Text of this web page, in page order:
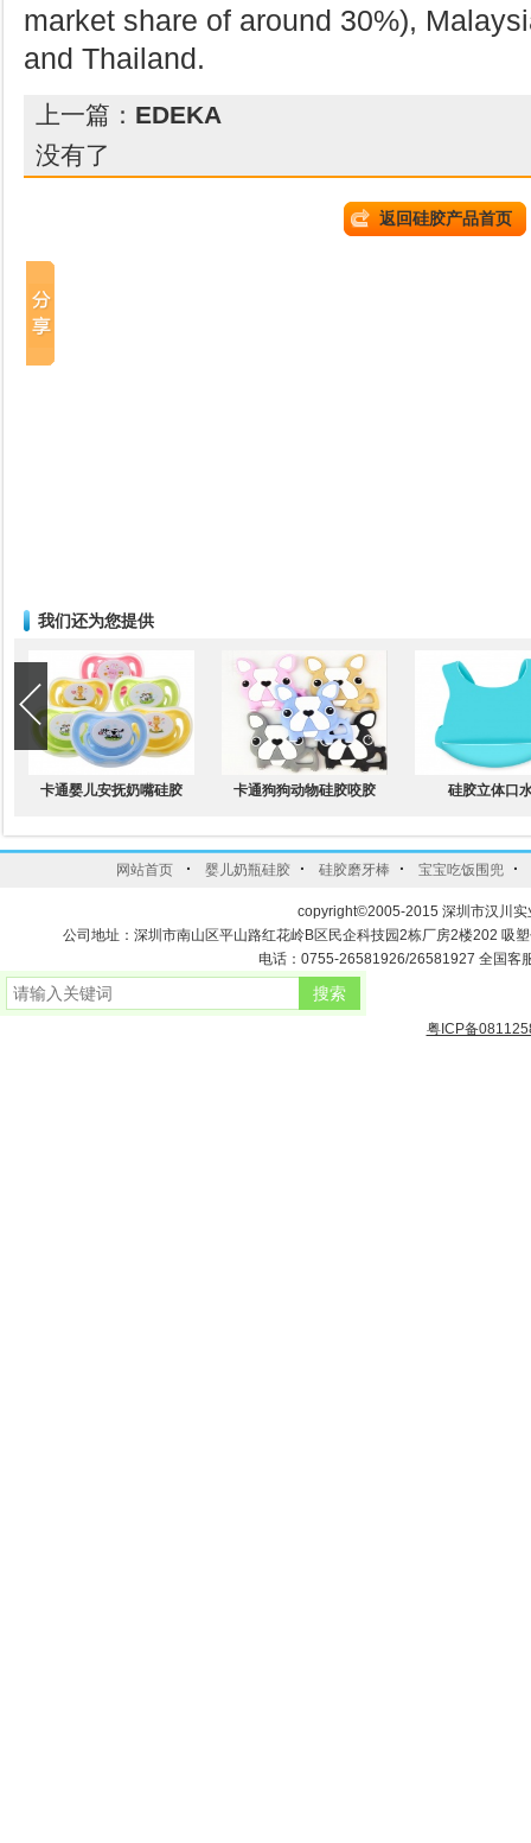
market share of around 30%),
and Thailand.
上一篇： EDEKA
没有了
返回硅胶产品首页
我们还为您提供
卡通婴儿安抚奶嘴硅胶 卡通狗狗动物硅胶咬胶 硅胶立体口
网站首页 · 婴儿奶瓶硅胶 · 硅胶磨牙棒 · 宝宝吃饭围兜 ·
copyright©2005-2015 深圳市汉川
公司地址：深圳市南山区平山路红花岭B区民企科技园2栋厂房2楼202 吸
电话：0755-26581926/26581927 全国客
粤ICP备